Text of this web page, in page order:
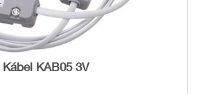
Kábel KAB05 3V